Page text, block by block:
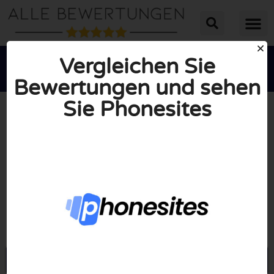

INSGESAMT: 10/10
Vergleichen Sie
Bewertungen und sehen
Sie Phonesites